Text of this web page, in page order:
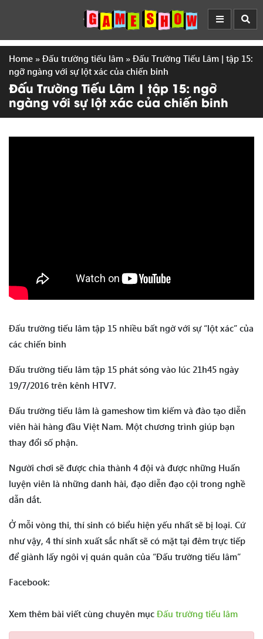
Home » Đấu trường tiếu lâm » Đấu Trường Tiếu Lâm | tập 15:
ngỡ ngàng với sự lột xác của chiến binh
Đấu Trường Tiếu Lâm | tập 15: ngỡ
ngàng với sự lột xác của chiến binh
Đấu trường tiếu lâm tập 15 nhiều bất ngờ với sự “lột xác” của
các chiến binh
Đấu trường tiếu lâm tập 15 phát sóng vào lúc 21h45 ngày
19/7/2016 trên kênh HTV7.
Đấu trường tiếu lâm là gameshow tìm kiếm và đào tạo diễn
viên hài hàng đầu Việt Nam. Một chương trình giúp bạn
thay đổi số phận.
Người chơi sẽ được chia thành 4 đội và được những Huấn
luyện viên là những danh hài, đạo diễn đạo cội trong nghề
dẫn dắt.
Ở mỗi vòng thi, thí sinh có biểu hiện yếu nhất sẽ bị loại. Cứ
như vậy, 4 thí sinh xuất sắc nhất sẽ có mặt tại đêm trực tiếp
để giành lấy ngôi vị quán quân của “Đấu trường tiếu lâm”
Facebook:
Xem thêm bài viết cùng chuyên mục Đấu trường tiếu lâm